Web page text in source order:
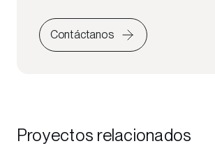
Contáctanos
Proyectos relacionados